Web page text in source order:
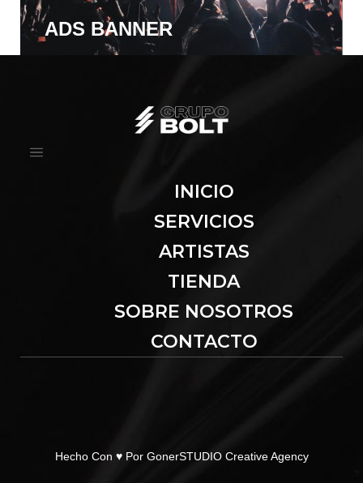
ADS BANNER
INICIO
SERVICIOS
ARTISTAS
TIENDA
SOBRE NOSOTROS
CONTACTO
Hecho Con ♥ Por GonerSTUDIO Creative Agency